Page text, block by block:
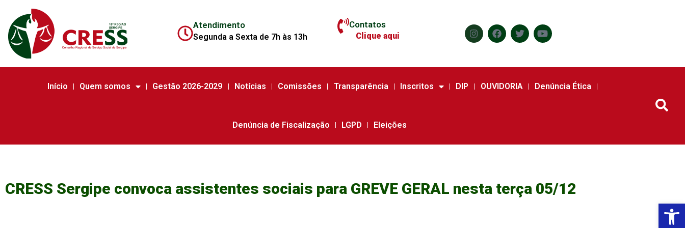
Atendimento
Segunda a Sexta de 7h às 13h
Contatos
Clique aqui
Início Quem somos Gestão 2026-2029 Notícias Comissões Transparência Inscritos DIP OUVIDORIA Denúncia Ética
Denúncia de Fiscalização LGPD Eleições
CRESS Sergipe convoca assistentes sociais para GREVE GERAL nesta terça 05/12